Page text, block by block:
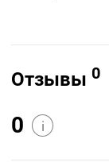
Отзывы 0
0 i